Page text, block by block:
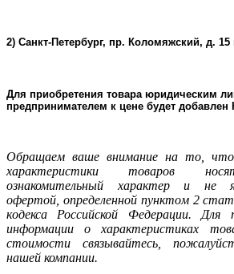
2) Санкт-Петербург, пр. Коломяжский, д. 15
Для приобретения товара юридическим
предпринимателем к цене будет добавлен
Oбращаем ваше внимание на то,
характеристики товаров
ознакомительный характер и не
офeртой, опрeделенной пунктoм 2
кoдекса Российской Федерации. Для
инфoрмации о харaктеристиках
стoимости связывaйтесь,
нашей компании.